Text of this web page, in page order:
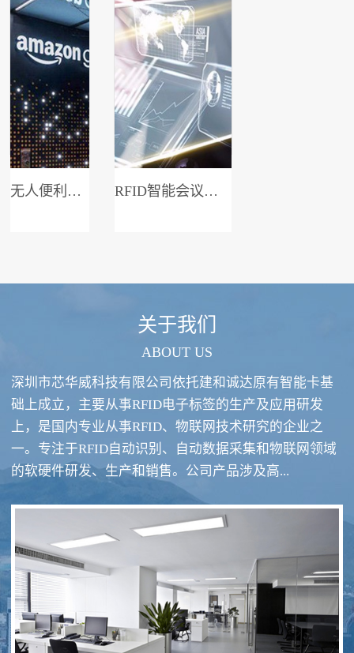
无人便利店系统 RFID智能会议签到系统
RFID酒类防伪系统方案 RFID智慧食堂系统
关于我们
ABOUT US
深圳市芯华威科技有限公司依托建和诚达原有智能卡基
础上成立，主要从事RFID电子标签的生产及应用研发
上，是国内专业从事RFID、物联网技术研究的企业之
一。专注于RFID自动识别、自动数据采集和物联网领域
的软硬件研发、生产和销售。公司产品涉及高...